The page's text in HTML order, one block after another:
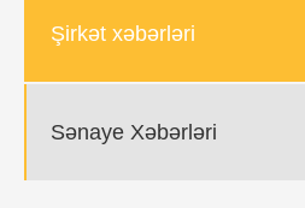
Şirkət xəbərləri
Sənaye Xəbərləri